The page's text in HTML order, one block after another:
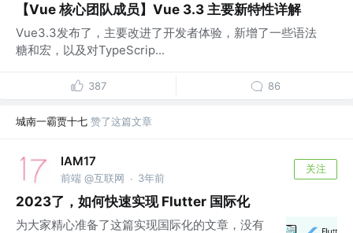
【Vue 核心团队成员】Vue 3.3 主要新特性详解
Vue3.3发布了，主要改进了开发者体验，新增了一些语法
糖和宏，以及对TypeScrip...
387 86
城南一霸贾十七 赞了这篇文章
IAM17
前端 @互联网 · 3年前
关注
2023了，如何快速实现 Flutter 国际化
为大家精心准备了这篇实现国际化的文章，没有